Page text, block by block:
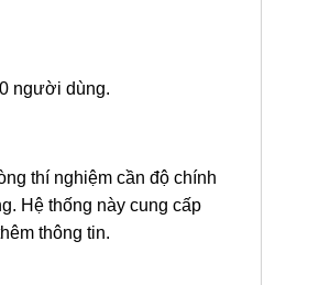
người dùng.
thí nghiệm cần độ chính
Hệ thống này cung cấp
thông tin.